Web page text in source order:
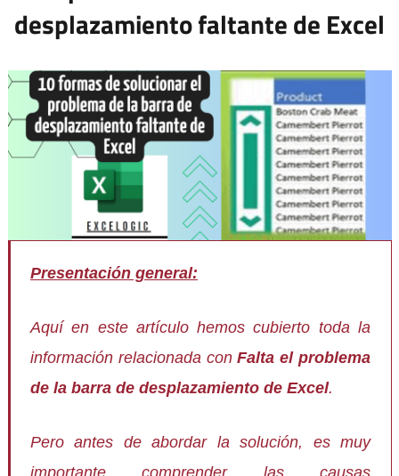
desplazamiento faltante de Excel
Presentación general:
Aquí en este artículo hemos cubierto toda la
información relacionada conFalta el problema
de la barra de desplazamiento de Excel.
Pero antes de abordar la solución, es muy